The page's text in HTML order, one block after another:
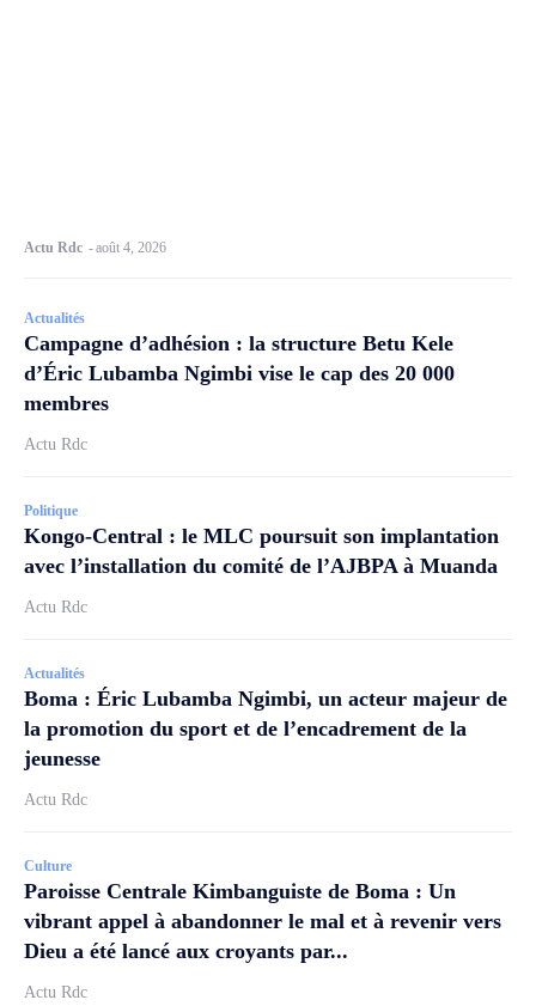
Actu Rdc -août 4, 2026
Actualités
Campagne d’adhésion : la structure Betu Kele
d’Éric Lubamba Ngimbi vise le cap des 20 000
membres
Actu Rdc
Politique
Kongo-Central : le MLC poursuit son implantation
avec l’installation du comité de l’AJBPA à Muanda
Actu Rdc
Actualités
Boma : Éric Lubamba Ngimbi, un acteur majeur de
la promotion du sport et de l’encadrement de la
jeunesse
Actu Rdc
Culture
Paroisse Centrale Kimbanguiste de Boma : Un
vibrant appel à abandonner le mal et à revenir vers
Dieu a été lancé aux croyants par...
Actu Rdc